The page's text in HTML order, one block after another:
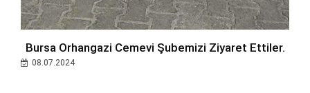
Bursa Orhangazi Cemevi Şubemizi Ziyaret Ettiler.
08.07.2024